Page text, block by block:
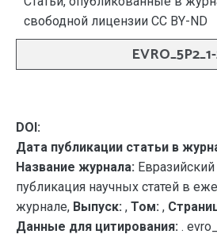
свободной лицензии CC BY-ND
DOI:
Дата публикации статьи в
Название журнала:
публикация научных статей в
журнале, Выпуск: , Том: ,
Данные для цитирования: .